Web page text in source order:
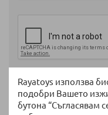
Rayatoys използва
подобри Вашето
бутона “Съгласявам